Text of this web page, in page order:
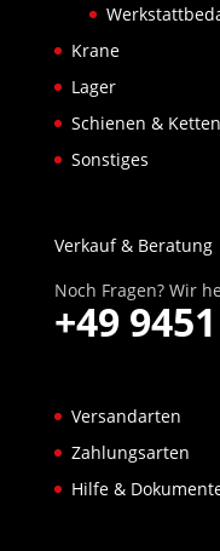
Krane
Lager
Schienen & Ketten
Sonstiges
Verkauf & Beratung
Noch Fragen? Wir
+49
Versandarten
Zahlungsarten
Hilfe &